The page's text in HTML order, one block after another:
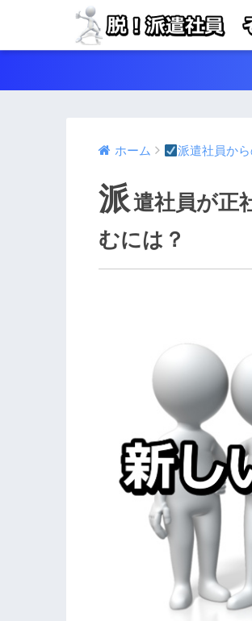
ホーム 派遣社員か
派遣社員が正
むには？